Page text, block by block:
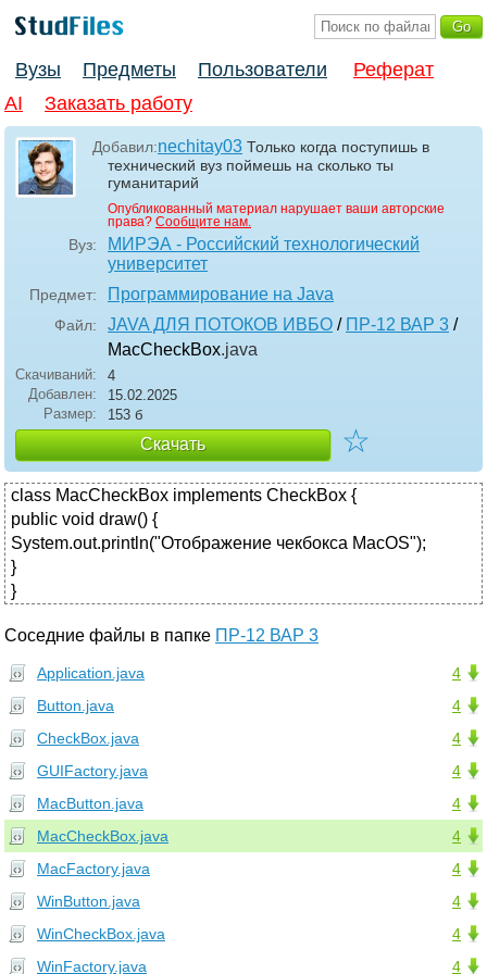
Вузы Предметы Пользователи
Реферат
AI
Заказать работу
Добавил:nechitay03 Только когда поступишь в
технический вуз поймешь на сколько ты
гуманитарий
Опубликованный материал нарушает ваши авторские
права? Сообщите нам.
Вуз:
МИРЭА - Российский технологический
университет
Предмет: Программирование на Java
Файл: JAVA ДЛЯ ПОТОКОВ ИВБО / ПР-12 ВАР 3 /
MacCheckBox.java
Скачиваний:
4
Добавлен:
15.02.2025
Размер:
153 б
Скачать ☆
class MacCheckBox implements CheckBox {
public void draw() {
System.out.println("Отображение чекбокса MacOS");
}
}
Соседние файлы в папке ПР-12 ВАР 3
4
Application.java
4
Button.java
4
CheckBox.java
4
GUIFactory.java
4
MacButton.java
4
MacCheckBox.java
4
MacFactory.java
4
WinButton.java
4
WinCheckBox.java
4
WinFactory.java